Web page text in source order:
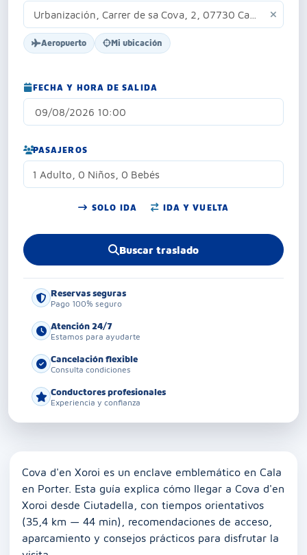
Aeropuerto Mi ubicación
FECHA Y HORA DE SALIDA
PASAJEROS
1 Adulto, 0 Niños, 0 Bebés
SOLO IDA IDA Y VUELTA
Buscar traslado
Reservas seguras
Pago 100% seguro
Atención 24/7
Estamos para ayudarte
Cancelación flexible
Consulta condiciones
Conductores profesionales
Experiencia y confianza
Cova d'en Xoroi es un enclave emblemático en Cala
en Porter. Esta guía explica cómo llegar a Cova d'en
Xoroi desde Ciutadella, con tiempos orientativos
(35,4 km — 44 min), recomendaciones de acceso,
aparcamiento y consejos prácticos para disfrutar la